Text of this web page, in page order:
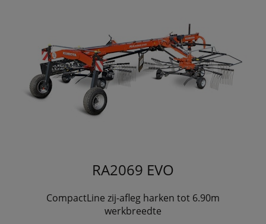
RA2069 EVO
CompactLine zij-afleg harken tot 6.90m
werkbreedte